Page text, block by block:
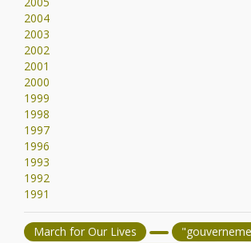
2004
2003
2002
2001
2000
1999
1998
1997
1996
1993
1992
1991
March for Our Lives